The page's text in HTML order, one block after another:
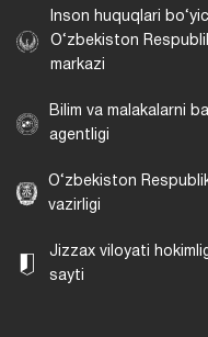
Inson huquqlari
O‘zbekiston
markazi
Bilim va malakalarni
agentligi
O‘zbekiston
vazirligi
Jizzax viloyati
sayti